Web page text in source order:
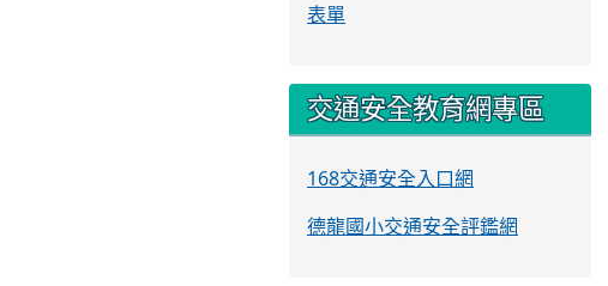
表單
交通安全教育網專區
168交通安全入口網
德龍國小交通安全評鑑網